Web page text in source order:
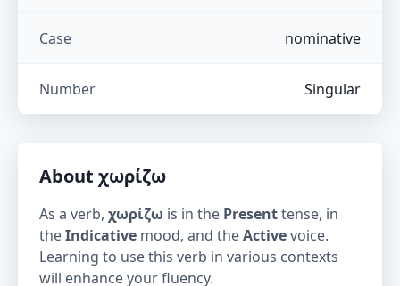
Case nominative
Number Singular
About χωρίζω
As a verb, χωρίζω is in the Presenttense, in
theIndicative mood, and theActivevoice.
Learning to use this verb in various contexts
will enhance your fluency.